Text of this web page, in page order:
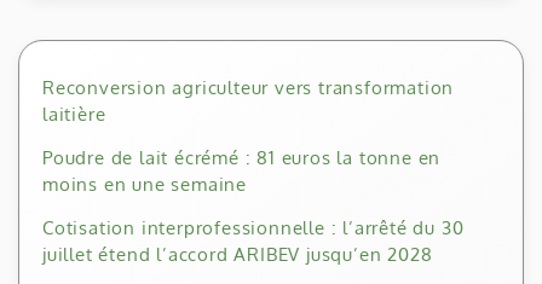
Reconversion agriculteur vers transformation
laitière
Poudre de lait écrémé : 81 euros la tonne en
moins en une semaine
Cotisation interprofessionnelle : l’arrêté du 30
juillet étend l’accord ARIBEV jusqu’en 2028